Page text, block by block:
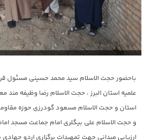
باحضور حجت الاسلام سید محمد حسینی مسئول
علمیه استان البرز ، حجت الاسلام رضا وظیفه مند
استان و حجت الاسلام مسعود گودرزی حوزه
و حجت الاسلام علی بیگلری امام جماعت‌ مسجد
ارزیابی میدانی جهت تمهیدات برگزاری اردو جهادی